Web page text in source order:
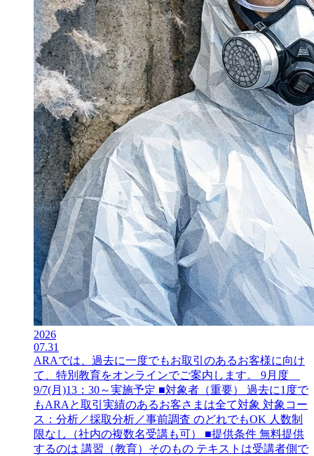
2026
07.31
ARAでは、過去に一度でもお取引のあるお客様に向け
て、特別教育をオンラインでご案内します。 9月度
9/7(月)13：30～実施予定 ■対象者（重要） 過去に1度で
もARAと取引実績のあるお客さまは全て対象 対象コー
ス：分析／採取分析／事前調査 のどれでもOK 人数制
限なし（社内の複数名受講も可） ■提供条件 無料提供
するのは 講習（教育）そのもの テキストは受講者側で